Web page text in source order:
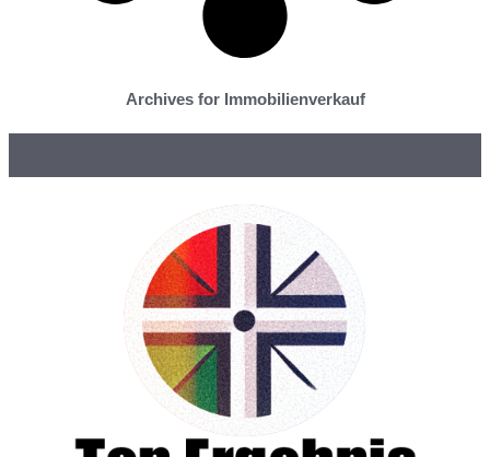
Archives for Immobilienverkauf